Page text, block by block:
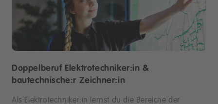
Doppelberuf Elektrotechniker:in &
bautechnische:r Zeichner:in
Als Elektrotechniker:in lernst du die Bereiche der